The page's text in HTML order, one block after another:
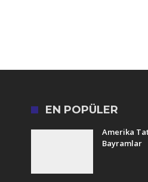
EN POPÜLER
Amerika
Bayramlar